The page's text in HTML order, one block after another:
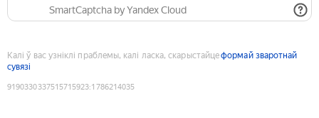
SmartCaptcha by Yandex Cloud
Калі ў вас узніклі праблемы, калі ласка, скарыстайцеформай зваротнай
сувязі
9190330337515715923:1786214035